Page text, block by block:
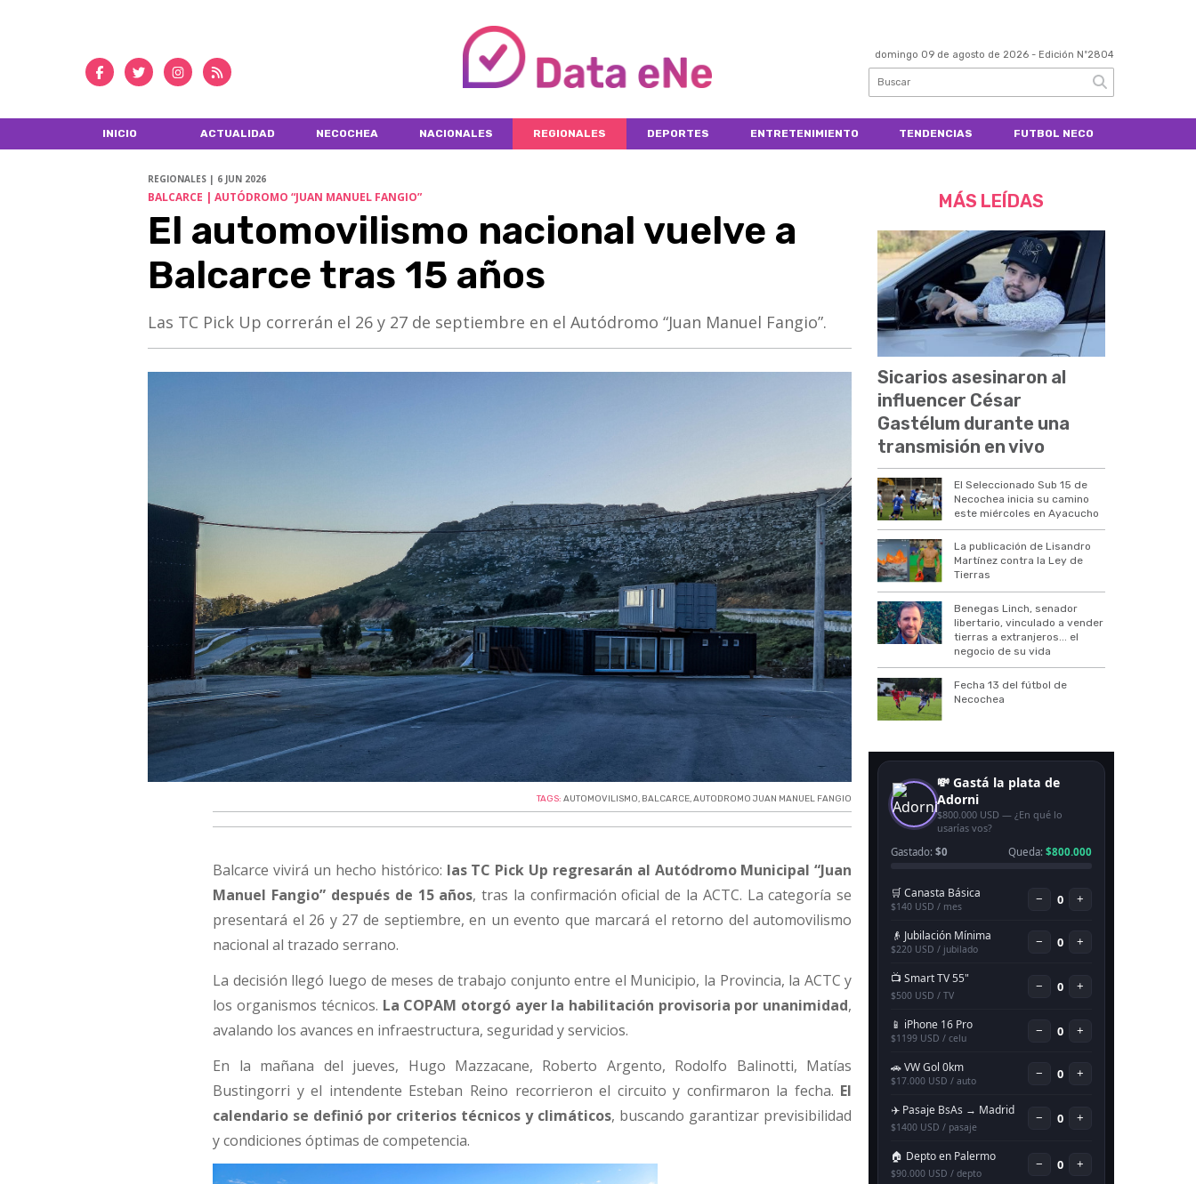
domingo 09 de agosto de 2026 - Edición Nº2804
INICIO ACTUALIDAD NECOCHEA NACIONALES REGIONALES DEPORTES ENTRETENIMIENTO TENDENCIAS FUTBOL NECO
REGIONALES | 6 JUN 2026
BALCARCE | AUTÓDROMO “JUAN MANUEL FANGIO”
El automovilismo nacional vuelve a
Balcarce tras 15 años
Las TC Pick Up correrán el 26 y 27 de septiembre en el Autódromo “Juan Manuel Fangio”.
TAGS:AUTOMOVILISMO, BALCARCE,AUTODROMO JUAN MANUEL FANGIO
Balcarce vivirá un hecho histórico: las TC Pick Up regresarán al Autódromo Municipal “Juan
Manuel Fangio” después de 15 años, tras la confirmación oficial de la ACTC. La categoría se
presentará el 26 y 27 de septiembre, en un evento que marcará el retorno del automovilismo
nacional al trazado serrano.
La decisión llegó luego de meses de trabajo conjunto entre el Municipio, la Provincia, la ACTC y
los organismos técnicos. La COPAM otorgó ayer la habilitación provisoria por unanimidad,
avalando los avances en infraestructura, seguridad y servicios.
En la mañana del jueves, Hugo Mazzacane, Roberto Argento, Rodolfo Balinotti, Matías
Bustingorri y el intendente Esteban Reino recorrieron el circuito y confirmaron la fecha. El
calendario se definió por criterios técnicos y climáticos, buscando garantizar previsibilidad
y condiciones óptimas de competencia.
MÁS LEÍDAS
Sicarios asesinaron al
influencer César
Gastélum durante una
transmisión en vivo
El Seleccionado Sub 15 de
Necochea inicia su camino
este miércoles en Ayacucho
La publicación de Lisandro
Martínez contra la Ley de
Tierras
Benegas Linch, senador
libertario, vinculado a vender
tierras a extranjeros... el
negocio de su vida
Fecha 13 del fútbol de
Necochea